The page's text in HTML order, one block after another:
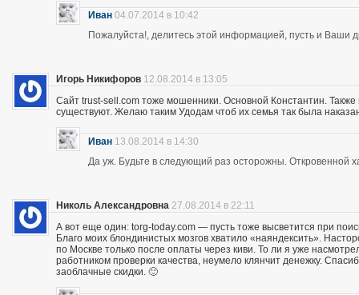
Иван 04.07.2014 в 10:42
Пожалуйста!, делитесь этой информацией, пусть и Ваши
Игорь Никифоров 12.08.2014 в 13:05
Сайт trust-sell.com тоже мошенники. Основной Константин.
существуют. Желаю таким Удодам чтоб их семья так была
Иван 13.08.2014 в 14:30
Да уж. Будьте в следующий раз осторожны. Откровенной
Николь Александровна 27.08.2014 в 22:11
А вот еще один: torg-today.com — пусть тоже высветится при
Благо моих блондинистых мозгов хватило «наяндексить».
по Москве только после оплаты через киви. То ли я уже
работником проверки качества, неумело клянчит денежку.
заоблачные скидки. 🙂